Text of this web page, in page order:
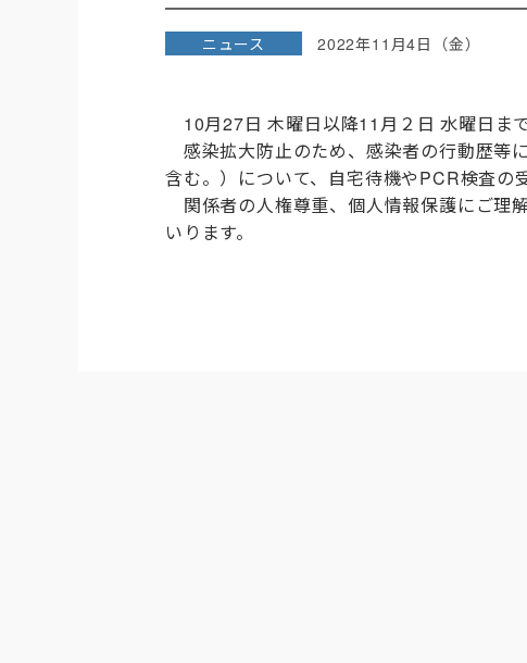
ニュース 2022年11月4日（金）
10月27日 木曜日以降11 月２日 水曜日ま
感染拡大防止のため、感染者の行動歴等
含む。）について、自宅待機やPCR検査の
関係者の人権尊重、個人情報保護にご理
いります。